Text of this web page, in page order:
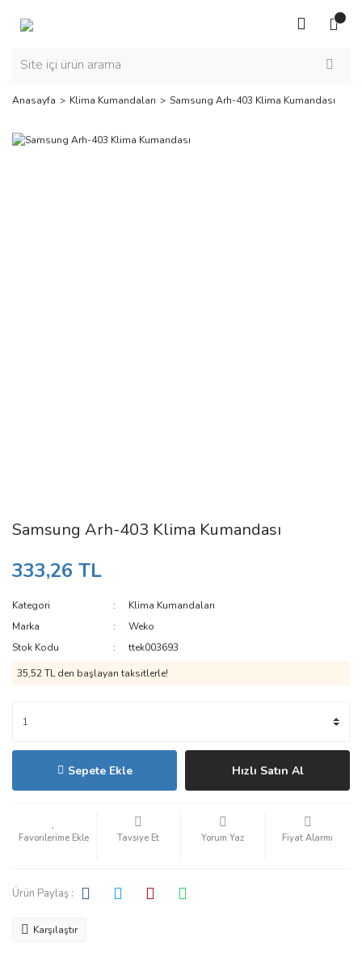
Anasayfa Klima Kumandaları Samsung Arh-403 Klima Kumandası
Samsung Arh-403 Klima Kumandası
333,26 TL
Kategori
Klima Kumandaları
Marka
Weko
Stok Kodu
ttek003693
35,52 TL den başlayan taksitlerle!
Sepete Ekle Hızlı Satın Al
Tavsiye Et Yorum Yaz Fiyat Alarmı
Ürün Paylaş :
Karşılaştır